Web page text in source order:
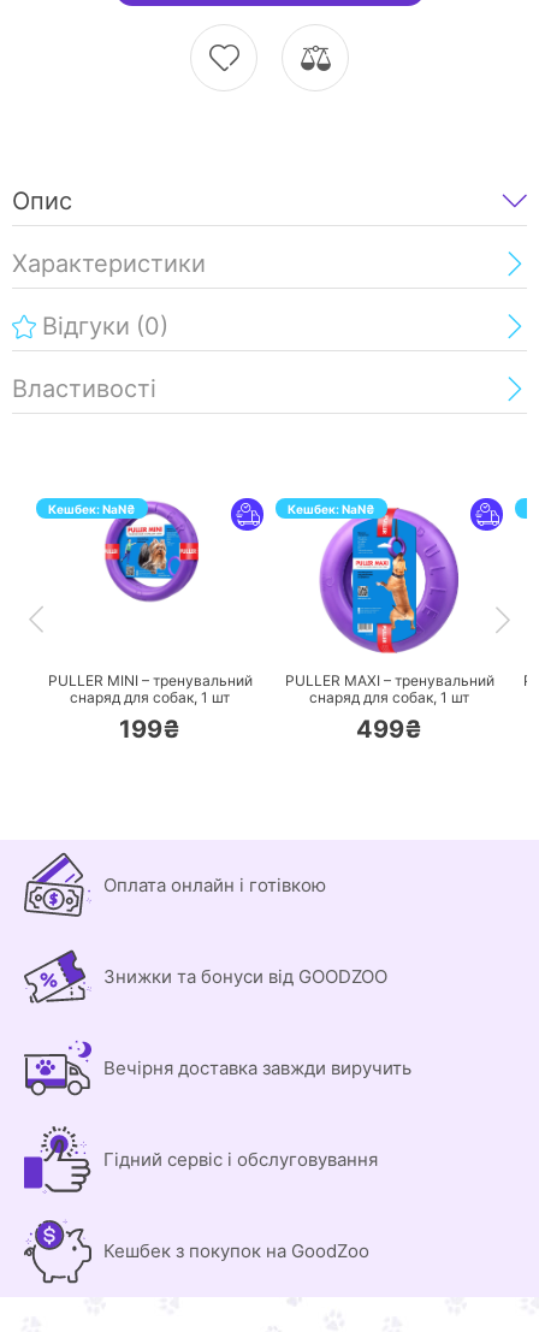
Опис
Характеристики
Відгуки (0)
Властивості
Кешбек:NaN₴
PULLER MINI – тренувальний
снаряд для собак, 1 шт
199₴
Кешбек:NaN₴
ПЕРЕЙТИ
PULLER MAXI – тренувальний
снаряд для собак, 1 шт
499₴
Оплата онлайн і готівкою
Знижки та бонуси від GOODZOO
Вечірня доставка завжди виручить
Гідний сервіс і обслуговування
Кешбек з покупок на GoodZoo